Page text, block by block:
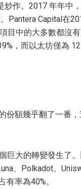
炒作。2017 年年中
Pantera Capital在
目中的大多數都沒
，而以太坊僅為
份額幾乎翻了一番
巨大的轉變發生了
、Polkadot、
率為40%。